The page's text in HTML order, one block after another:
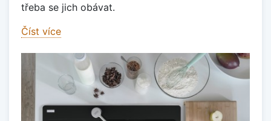
třeba se jich obávat.
Číst více